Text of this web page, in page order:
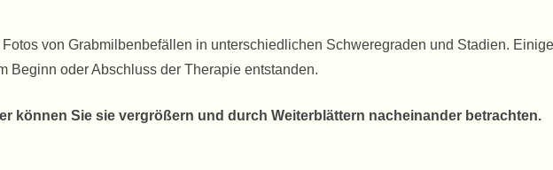
von Grabmilbenbefällen in unterschiedlichen Schweregraden und Stadien. Einige
Beginn oder Abschluss der Therapie entstanden.
können Sie sie vergrößern und durch Weiterblättern nacheinander betrachten.